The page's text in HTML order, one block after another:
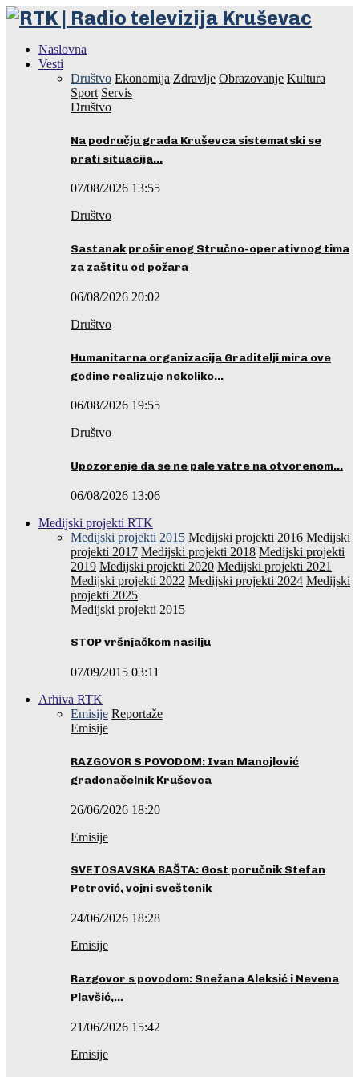
Naslovna
Vesti
Društvo Ekonomija Zdravlje Obrazovanje Kultura
Sport Servis
Društvo
Na području grada Kruševca sistematski se
prati situacija…
07/08/2026 13:55
Društvo
Sastanak proširenog Stručno-operativnog tima
za zaštitu od požara
06/08/2026 20:02
Društvo
Humanitarna organizacija Graditelji mira ove
godine realizuje nekoliko…
06/08/2026 19:55
Društvo
Upozorenje da se ne pale vatre na otvorenom…
06/08/2026 13:06
Medijski projekti RTK
Medijski projekti 2015 Medijski projekti 2016 Medijski
projekti 2017 Medijski projekti 2018 Medijski projekti
2019 Medijski projekti 2020 Medijski projekti 2021
Medijski projekti 2022 Medijski projekti 2024 Medijski
projekti 2025
Medijski projekti 2015
STOP vršnjačkom nasilju
07/09/2015 03:11
Arhiva RTK
Emisije Reportaže
Emisije
RAZGOVOR S POVODOM: Ivan Manojlović
gradonačelnik Kruševca
26/06/2026 18:20
Emisije
SVETOSAVSKA BAŠTA: Gost poručnik Stefan
Petrović, vojni sveštenik
24/06/2026 18:28
Emisije
Razgovor s povodom: Snežana Aleksić i Nevena
Plavšić,…
21/06/2026 15:42
Emisije